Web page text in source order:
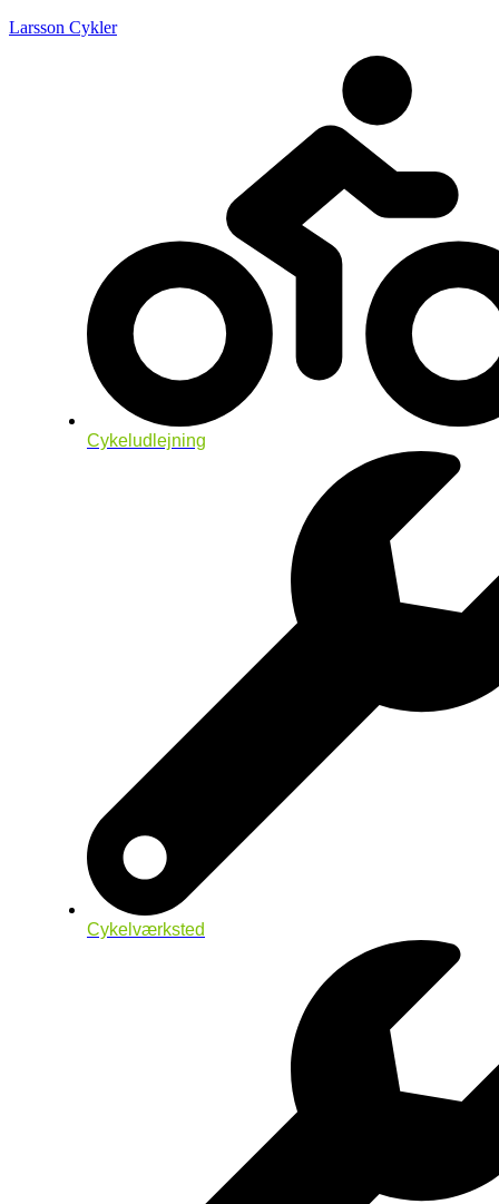
Larsson Cykler
Cykeludlejning
Cykelværksted